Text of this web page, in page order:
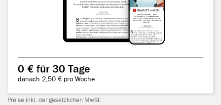
0 € für 30 Tage
danach 2,50 € pro Woche
Preise inkl. der gesetzlichen MwSt.